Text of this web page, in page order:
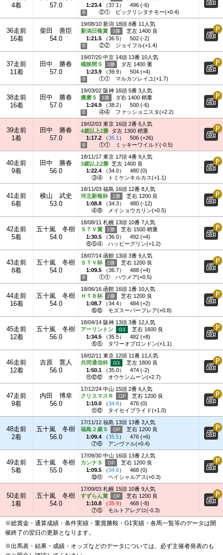
4着
57.0
1:23.4 （37.1 ）
496 (-6)
②①
ビックリシタナモー(+0.4)
36走前
16着
柴田 善臣
54.0
19/08/10 新潟 18頭 8番 11人気
新潟日報賞
芝左 1400 良
1:21.5 （36.5）
502 (-2)
②②
ジョイフル(+1.4)
37走前
11着
田中 勝春
57.0
19/07/20 中京 14頭 13番 10人気
桶狭間Ｓ
ダ左 1400 重
1:23.9 （39.9）
504 (+4)
①①
マルカソレイユ(+1.7)
38走前
16着
田中 勝春
57.0
19/03/02 阪神 16頭 5番 3人気
播磨Ｓ
ダ右 1400 稍重
1:24.9 （38.2）
500 (-6)
④④
ファッショニスタ(+2.2)
39走前
1着
田中 勝春
57.0
19/02/03 東京 16頭 2番 6人気
4歳以上2勝 ダ左 1300 稍重
1:17.2 （35.1 ）
506 (+26)
①①
ミッキーワイルド(-0.5)
40走前
9着
田中 勝春
56.0
18/11/17 東京 17頭 4番 9人気
3歳以上2勝 芝左 1400 良
1:22.4 （34.0）
480 (0)
③④
トミケンキルカス(+1.1)
41走前
6着
横山 武史
53.0
18/11/03 福島 16頭 12番 8人気
河北新報杯
芝右 1200 良
1:08.8 （34.3）
480 (-12)
④⑧
メイショウカリン(+0.5)
42走前
5着
五十嵐 冬樹
54.0
18/08/11 札幌 13頭 10番 7人気
ＳＴＶ賞
芝右 1500 稍重
1:30.5 （36.0）
492 (+4)
⑥⑤④
ハッピーグリン(+1.2)
43走前
8着
五十嵐 冬樹
54.0
18/07/14 函館 13頭 3番 9人気
ＳＴＶ杯
芝右 1200 良
1:09.5 （36.7）
488 (+4)
①①
ハウメア(+0.5)
44走前
16着
五十嵐 冬樹
54.0
18/06/16 函館 16頭 1番 10人気
ＨＴＢ杯
芝右 1200 良
1:08.7 （34.4）
484 (+2)
⑮⑮
モズスーパーフレア(+0.8)
45走前
12着
五十嵐 冬樹
56.0
18/04/14 阪神 13頭 3番 12人気
アーリントン
芝右 1600 良
1:34.5 （35.5）
482 (+8)
⑥⑤
タワーオブロンドン(+1.1)
46走前
12着
吉原 寛人
56.0
18/02/11 東京 12頭 11番 11人気
共同通信杯
芝左 1800 良
1:50.1 （35.0）
474 (-2)
⑪⑫⑫
オウケンムーン(+2.7)
47走前
9着
内田 博幸
56.0
17/12/24 中山 15頭 2番 6人気
クリスマスＲ
芝右 1200 良
1:10.0 （34.6）
476 (0)
⑪⑫
タイセイプライド(+1.0)
48走前
2着
五十嵐 冬樹
56.0
17/11/12 福島 13頭 13番 3人気
福島２歳Ｓ
芝右 1200 良
1:09.4 （35.5）
476 (+6)
⑦⑥
アンヴァル(+0.4)
49走前
5着
五十嵐 冬樹
55.0
17/09/30 中山 16頭 13番 2人気
カンナＳ
芝右 1200 良
1:09.5 （34.6）
468 (0)
⑬⑪
ペイシャルアス(+0.3)
50走前
1着
五十嵐 冬樹
54.0
17/09/03 札幌 15頭 10番 9人気
すずらん賞
芝右 1200 良
1:10.8 （35.9）
468 (-8)
⑦⑤
モルトアレグロ(-0.3)
※総賞金・通算成績・条件実績・重賞勝鞍・G1実績・各馬一覧等のデータは開
催終了の翌日の更新となります。
※出馬表・結果・成績・オッズなどのデータについては、必ず主催者発表のも